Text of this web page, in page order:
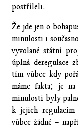
postříleli.
Že jde jen o
minulosti i
vyvolané státní
úplná deregulace
tím vůbec kdy
máme fakta; je
minulosti byly
k jejich
vůbec žádné –